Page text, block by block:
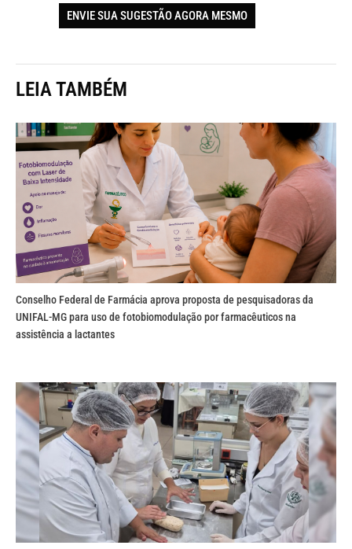
ENVIE SUA SUGESTÃO AGORA MESMO
LEIA TAMBÉM
Conselho Federal de Farmácia aprova proposta de pesquisadoras da
UNIFAL-MG para uso de fotobiomodulação por farmacêuticos na
assistência a lactantes